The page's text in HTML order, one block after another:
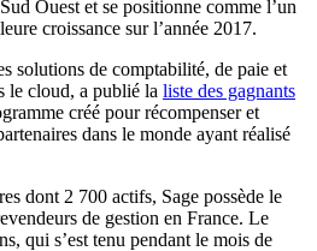
Ouest et se positionne comme l’un
croissance sur l’année 2017.
solutions de comptabilité, de paie et
le cloud, a publié la liste des gagnants
créé pour récompenser et
dans le monde ayant réalisé
dont 2 700 actifs, Sage possède le
de gestion en France. Le
qui s’est tenu pendant le mois de